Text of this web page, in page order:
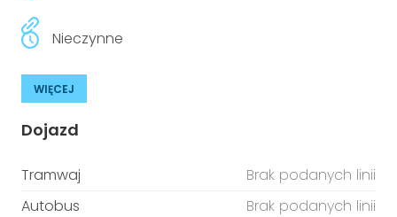
Nieczynne
WIĘCEJ
Dojazd
Tramwaj
Brak podanych linii
Autobus
Brak podanych linii